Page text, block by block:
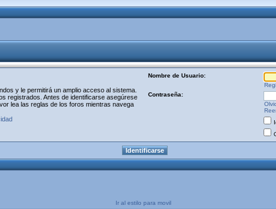
y le permitirá un amplio acceso al sistema.
registrados. Antes de identificarse asegúrese
lea las reglas de los foros mientras navega
Nombre de Usuario:
Contraseña:
Ir al estilo para movil